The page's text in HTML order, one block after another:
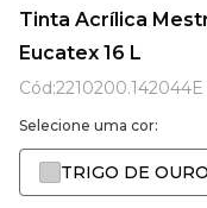
Tinta Acrílica
Eucatex 16 L
Cód:2210200.142044E
Selecione uma cor:
TRIGO DE OURO
tinta